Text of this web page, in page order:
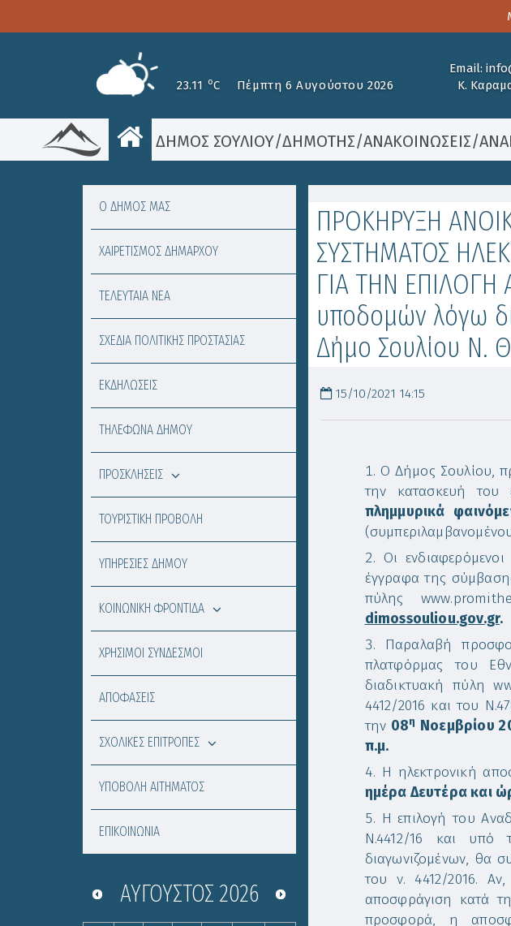
23.11 oC Πέμπτη 6 Αυγούστου 2026
Email:
Κ.
ΔΗΜΟΣ ΣΟΥΛΙΟΥ/ΔΗΜΟΤΗΣ/ΑΝΑΚΟΙΝΏΣΕΙΣ/
ΠΡΟΚΗΡΥΞΗ
ΣΥΣΤΗΜΑΤΟΣ
ΓΙΑ ΤΗΝ
υποδομών λόγω
Δήμο Σουλίου Ν.
15/10/2021 14:15
Ο Δήμος Σουλίου,
την κατασκευή του
πλημμυρικά
Οι
έγγραφα της
πύλης
dimossouliou.gov.gr.
Παραλαβή
πλατφόρμας του
διαδικτυακή πύλη
4412/2016 και του
την 08η
Νοεμβρίου
π.μ.
Η ηλεκτρονική
ημέρα Δευτέρα και
Η επιλογή του
Ν.4412/16 και υπό
διαγωνιζομένων, θα
του ν. 4412/2016.
αποσφράγιση κατά
προσφορά, η
Ο ΔΗΜΟΣ ΜΑΣ
ΧΑΙΡΕΤΙΣΜΟΣ ΔΗΜΑΡΧΟΥ
ΤΕΛΕΥΤΑΙΑ ΝΕΑ
ΣΧΕΔΙΑ ΠΟΛΙΤΙΚΗΣ ΠΡΟΣΤΑΣΙΑΣ
ΕΚΔΗΛΩΣΕΙΣ
ΤΗΛΕΦΩΝΑ ΔΗΜΟΥ
ΠΡΟΣΚΛΗΣΕΙΣ
ΤΟΥΡΙΣΤΙΚΗ ΠΡΟΒΟΛΗ
ΥΠΗΡΕΣΙΕΣ ΔΗΜΟΥ
ΚΟΙΝΩΝΙΚΗ ΦΡΟΝΤΙΔΑ
ΧΡΗΣΙΜΟΙ ΣΥΝΔΕΣΜΟΙ
ΑΠΟΦΑΣΕΙΣ
ΣΧΟΛΙΚΕΣ ΕΠΙΤΡΟΠΕΣ
ΥΠΟΒΟΛΗ ΑΙΤΗΜΑΤΟΣ
ΕΠΙΚΟΙΝΩΝΙΑ
ΑΎΓΟΥΣΤΟΣ 2026